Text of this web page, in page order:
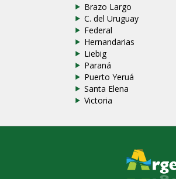
Brazo Largo
C. del Uruguay
Federal
Hernandarias
Liebig
Paraná
Puerto Yeruá
Santa Elena
Victoria